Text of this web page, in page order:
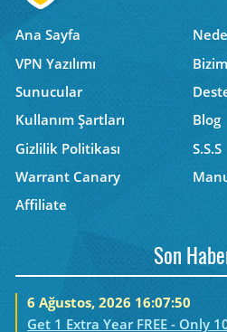
Ana Sayfa
VPN Yazılımı
Sunucular
Kullanım Şartları
Blog
Gizlilik Politikası
S.S.S
Warrant Canary
Affiliate
Son
6 Ağustos, 2026 16:07:50
Get 1 Extra Year FREE - Only